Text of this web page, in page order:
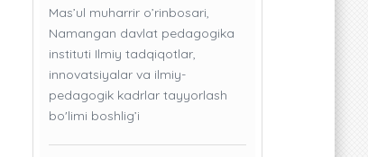
Mas’ul muharrir o’rinbosari,
Namangan davlat pedagogika
instituti Ilmiy tadqiqotlar,
innovatsiyalar va ilmiy-
pedagogik kadrlar tayyorlash
bo'limi boshlig’i